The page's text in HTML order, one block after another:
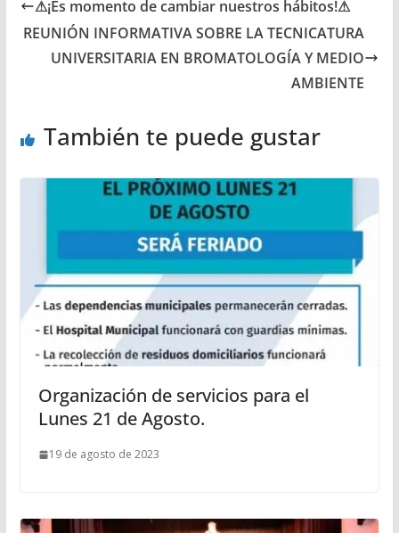
⚠¡Es momento de cambiar nuestros hábitos!⚠
REUNIÓN INFORMATIVA SOBRE LA TECNICATURA
UNIVERSITARIA EN BROMATOLOGÍA Y MEDIO
AMBIENTE
También te puede gustar
Organización de servicios para el
Lunes 21 de Agosto.
19 de agosto de 2023